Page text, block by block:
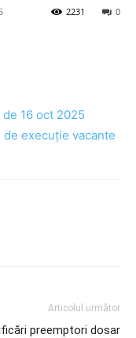
0
2231
16 oct 2025
execuție vacante
Articolul următor
preemptori dosar